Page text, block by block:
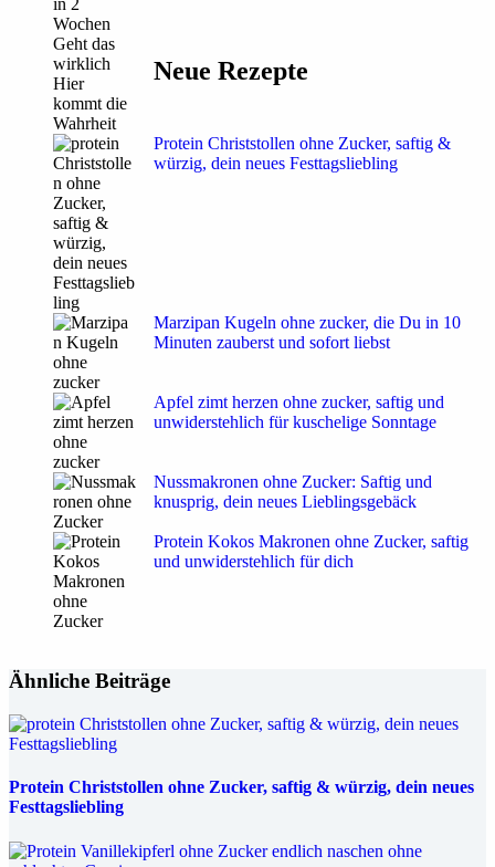
Neue Rezepte
Protein Christstollen ohne Zucker, saftig &
würzig, dein neues Festtagsliebling
Marzipan Kugeln ohne zucker, die Du in 10
Minuten zauberst und sofort liebst
Apfel zimt herzen ohne zucker, saftig und
unwiderstehlich für kuschelige Sonntage
Nussmakronen ohne Zucker: Saftig und
knusprig, dein neues Lieblingsgebäck
Protein Kokos Makronen ohne Zucker, saftig
und unwiderstehlich für dich
Ähnliche Beiträge
Protein Christstollen ohne Zucker, saftig & würzig, dein neues
Festtagsliebling